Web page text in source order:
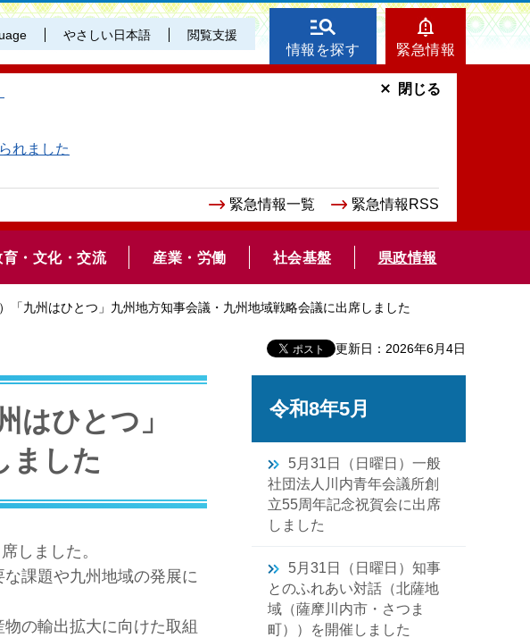
やさしい日本語 閲覧支援
情報を探す 緊急情報
れました
緊急情報一覧 緊急情報RSS
閉じる
育・文化・交流 産業・労働 社会基盤 県政情報
「九州はひとつ」九州地方知事会議・九州地域戦略会議に出席しました
更新日：2026年6月4日
はひとつ」
ました
しました。
課題や九州地域の発展に
の輸出拡大に向けた取組
令和8年5月
5月31日（日曜日）一般
社団法人川内青年会議所創
立55周年記念祝賀会に出席
しました
5月31日（日曜日）知事
とのふれあい対話（北薩地
域（薩摩川内市・さつま
町））を開催しました